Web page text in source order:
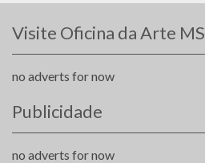
Visite Oficina da Arte MS
no adverts for now
Publicidade
no adverts for now